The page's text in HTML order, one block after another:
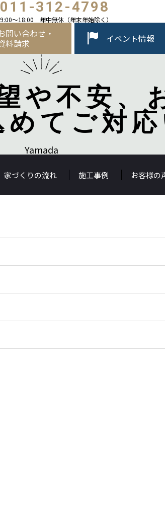
011-312-4798
～18:00 年中無休（年末年始除く）
問い合わせ・
料請求
イベント情報
や不安、
てご対応
Yamada
家づくりの流れ 施工事例 お客様の